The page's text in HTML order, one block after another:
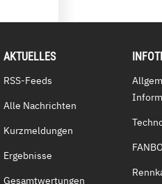
AKTUELLES
RSS-Feeds
Alle Nachrichten
Kurzmeldungen
Ergebnisse
Gesamtwertungen